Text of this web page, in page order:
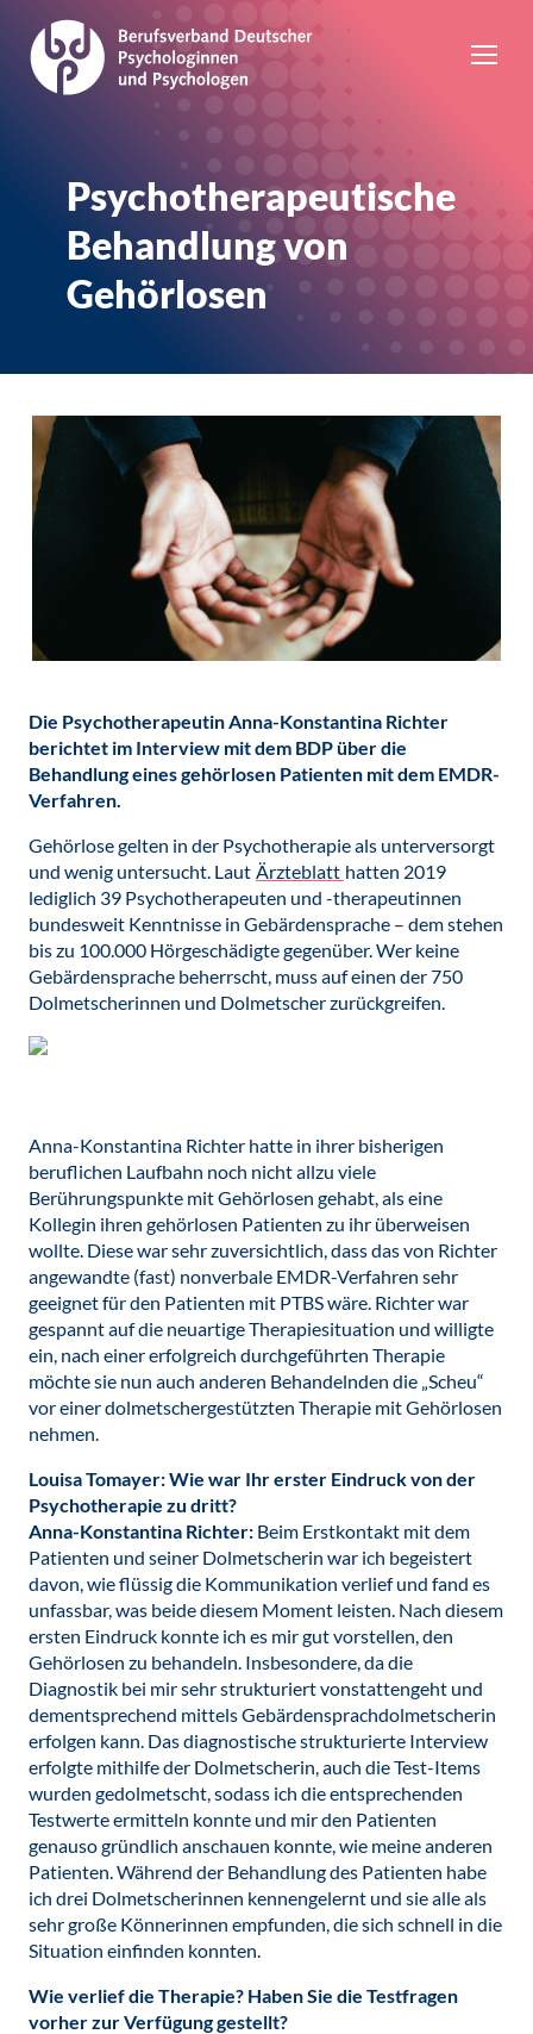
Psychotherapeutische
Behandlung von
Gehörlosen
Die Psychotherapeutin Anna-Konstantina Richter
berichtet im Interview mit dem BDP über die
Behandlung eines gehörlosen Patienten mit dem EMDR-
Verfahren.
Gehörlose gelten in der Psychotherapie als unterversorgt
und wenig untersucht. Laut Ärzteblatt hatten 2019
lediglich 39 Psychotherapeuten und -therapeutinnen
bundesweit Kenntnisse in Gebärdensprache – dem stehen
bis zu 100.000 Hörgeschädigte gegenüber. Wer keine
Gebärdensprache beherrscht, muss auf einen der 750
Dolmetscherinnen und Dolmetscher zurückgreifen.
Anna-Konstantina Richter hatte in ihrer bisherigen
beruflichen Laufbahn noch nicht allzu viele
Berührungspunkte mit Gehörlosen gehabt, als eine
Kollegin ihren gehörlosen Patienten zu ihr überweisen
wollte. Diese war sehr zuversichtlich, dass das von Richter
angewandte (fast) nonverbale EMDR-Verfahren sehr
geeignet für den Patienten mit PTBS wäre. Richter war
gespannt auf die neuartige Therapiesituation und willigte
ein, nach einer erfolgreich durchgeführten Therapie
möchte sie nun auch anderen Behandelnden die „Scheu“
vor einer dolmetschergestützten Therapie mit Gehörlosen
nehmen.
Louisa Tomayer: Wie war Ihr erster Eindruck von der
Psychotherapie zu dritt?
Anna-Konstantina Richter: Beim Erstkontakt mit dem
Patienten und seiner Dolmetscherin war ich begeistert
davon, wie flüssig die Kommunikation verlief und fand es
unfassbar, was beide diesem Moment leisten. Nach diesem
ersten Eindruck konnte ich es mir gut vorstellen, den
Gehörlosen zu behandeln. Insbesondere, da die
Diagnostik bei mir sehr strukturiert vonstattengeht und
dementsprechend mittels Gebärdensprachdolmetscherin
erfolgen kann. Das diagnostische strukturierte Interview
erfolgte mithilfe der Dolmetscherin, auch die Test-Items
wurden gedolmetscht, sodass ich die entsprechenden
Testwerte ermitteln konnte und mir den Patienten
genauso gründlich anschauen konnte, wie meine anderen
Patienten. Während der Behandlung des Patienten habe
ich drei Dolmetscherinnen kennengelernt und sie alle als
sehr große Könnerinnen empfunden, die sich schnell in die
Situation einfinden konnten.
Wie verlief die Therapie? Haben Sie die Testfragen
vorher zur Verfügung gestellt?